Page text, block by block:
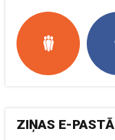
ZIŅAS E-PASTĀ